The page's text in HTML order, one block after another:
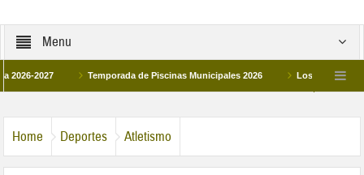
Menu
Temporada de Piscinas Municipales 2026 Los Campus de
Home Deportes Atletismo